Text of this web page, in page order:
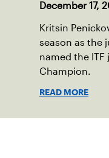
December 17,
Kritsin
season as the
named the ITF
Champion.
READ MORE